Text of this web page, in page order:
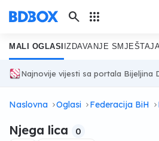
search apps
MALI OGLASI IZDAVANJE SMJEŠTAJA
Najnovije vijesti sa portala Bijeljina
Naslovna Oglasi Federacija BiH
Njega lica 0